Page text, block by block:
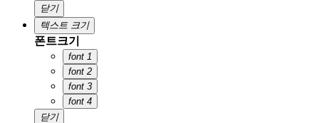
닫기
텍스트 크기
폰트크기
font 1
font 2
font 3
font 4
닫기